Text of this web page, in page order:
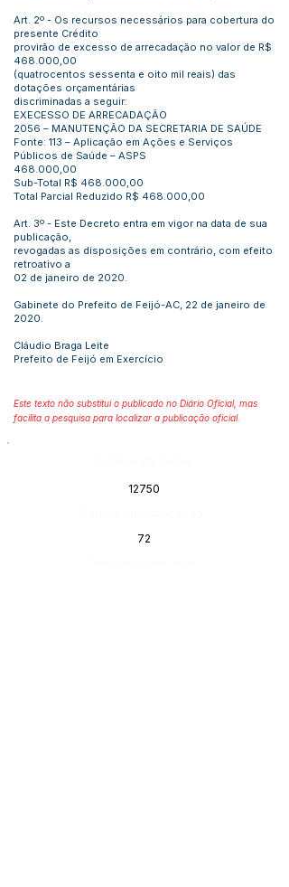
Art. 2º - Os recursos necessários para cobertura do
presente Crédito
provirão de excesso de arrecadação no valor de R$
468.000,00
(quatrocentos sessenta e oito mil reais) das
dotações orçamentárias
discriminadas a seguir:
EXECESSO DE ARRECADAÇÃO
2056 – MANUTENÇÃO DA SECRETARIA DE SAÚDE
Fonte: 113 – Aplicação em Ações e Serviços
Públicos de Saúde – ASPS
468.000,00
Sub-Total R$ 468.000,00
Total Parcial Reduzido R$ 468.000,00
Art. 3º - Este Decreto entra em vigor na data de sua
publicação,
revogadas as disposições em contrário, com efeito
retroativo a
02 de janeiro de 2020.
Gabinete do Prefeito de Feijó-AC, 22 de janeiro de
2020.
Cláudio Braga Leite
Prefeito de Feijó em Exercício
Este texto não substitui o publicado no Diário Oficial, mas
facilita a pesquisa para localizar a publicação oficial.
12750
72